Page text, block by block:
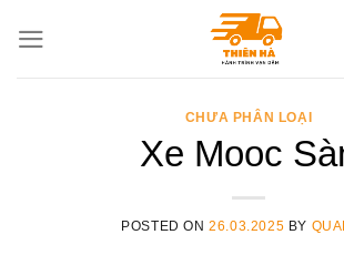
CHƯA PHÂN LOẠI
Xe Mooc
POSTED ON26.03.2025 BY